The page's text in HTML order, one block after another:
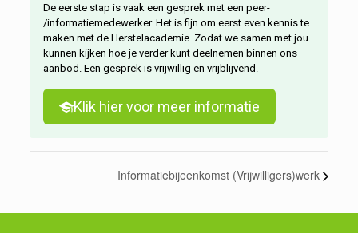
De eerste stap is vaak een gesprek met een peer-
/informatiemedewerker. Het is fijn om eerst even kennis te
maken met de Herstelacademie. Zodat we samen met jou
kunnen kijken hoe je verder kunt deelnemen binnen ons
aanbod. Een gesprek is vrijwillig en vrijblijvend.
Klik hier voor meer informatie
Informatiebijeenkomst (Vrijwilligers)werk